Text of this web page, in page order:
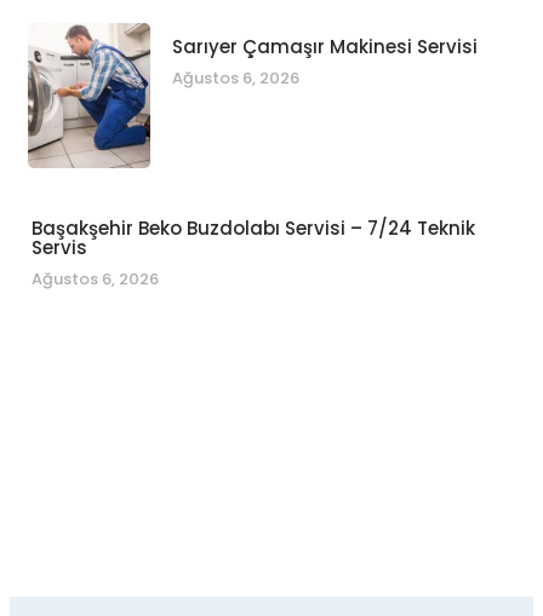
Sarıyer Çamaşır Makinesi Servisi
Ağustos 6, 2026
Başakşehir Beko Buzdolabı Servisi – 7/24 Teknik
Servis
Ağustos 6, 2026